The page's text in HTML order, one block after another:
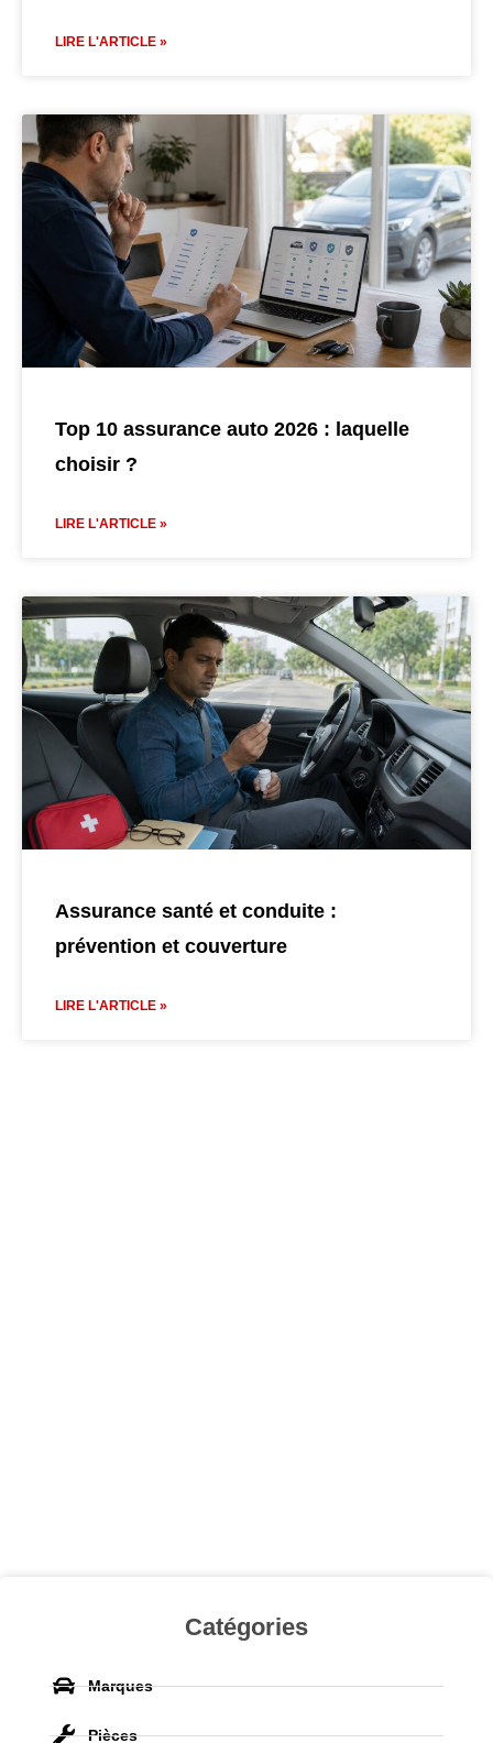
LIRE L'ARTICLE »
Top 10 assurance auto 2026 : laquelle
choisir ?
LIRE L'ARTICLE »
Assurance santé et conduite :
prévention et couverture
LIRE L'ARTICLE »
Catégories
Marques
Pièces